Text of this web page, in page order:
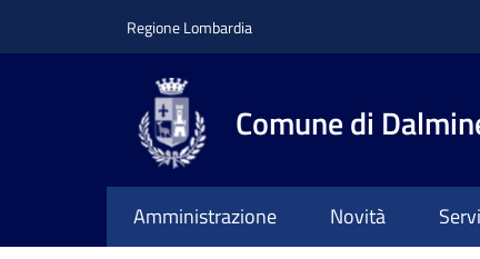
Regione Lombardia
Comune di
Amministrazione Novità